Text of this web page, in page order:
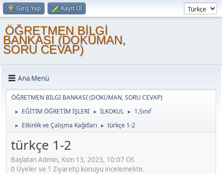
Giriş Yap Kayıt Ol
ÖĞRETMEN BİLGİ
BANKASI (DOKÜMAN,
SORU CEVAP)
Ana Menü
ÖĞRETMEN BİLGİ BANKASI (DOKÜMAN, SORU CEVAP)
► EĞİTİM ÖĞRETİM İŞLERİ ► İLKOKUL ► 1.Sınıf
► Etkinlik ve Çalışma Kağıtları ► türkçe 1-2
türkçe 1-2
Başlatan Admin, Ksm 13, 2023, 10:07 ÖS
0 Üyeler ve 1 Ziyaretçi konuyu incelemekte.